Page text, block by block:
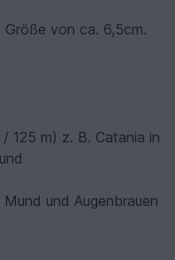
Größe von ca. 6,5cm.
125 m) z. B. Catania in
und Augenbrauen